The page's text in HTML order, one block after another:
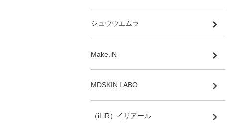
シュウウエムラ
Make.iN
MDSKIN LABO
（iLiR）イリアール